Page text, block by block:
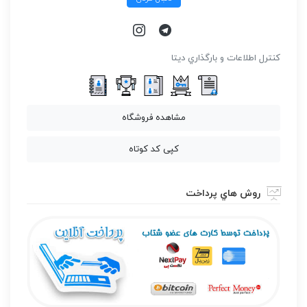
كنترل اطلاعات و بارگذاري ديتا
مشاهده فروشگاه
کپی کد کوتاه
روش هاي پرداخت